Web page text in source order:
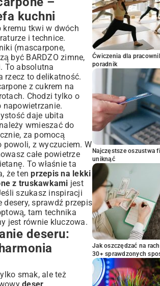
kuchni
kremu tkwi w dwóch
i technice.
(mascarpone,
być BARDZO zimne,
To absolutna
rzecz to delikatność.
z cukrem na
Chodzi tylko o
napowietrzanie.
daje ubita
wmieszać do
za pomocą
powoli, z wyczuciem. W
całe powietrze
To właśnie ta
że tenprzepis na lekki
z truskawkami jest
szukasz inspiracji
desery, sprawdź przepis
, tam technika
jest równie kluczowa.
deseru:
smak, ale też
Ćwiczenia dla
poradnik
Najczęstsze oszustwa
uniknąć
Jak oszczędzać na
30+ sprawdzonych